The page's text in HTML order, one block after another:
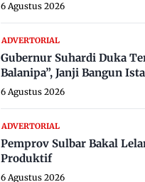
6 Agustus 2026
ADVERTORIAL
Gubernur Suhardi Duka
Balanipa”, Janji Bangun
6 Agustus 2026
ADVERTORIAL
Pemprov Sulbar Bakal
Produktif
6 Agustus 2026